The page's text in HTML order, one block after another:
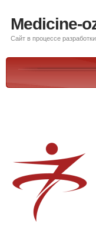
Medicine-
Сайт в процессе разработки